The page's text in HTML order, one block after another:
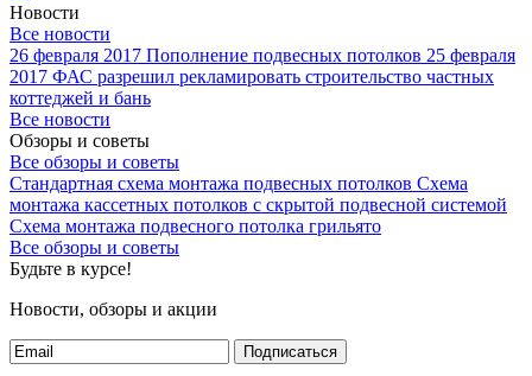
Новости
Все новости
26 февраля 2017 Пополнение подвесных потолков 25 февраля
2017 ФАС разрешил рекламировать строительство частных
коттеджей и бань
Все новости
Обзоры и советы
Все обзоры и советы
Стандартная схема монтажа подвесных потолков Схема
монтажа кассетных потолков с скрытой подвесной системой
Схема монтажа подвесного потолка грильято
Все обзоры и советы
Будьте в курсе!
Новости, обзоры и акции
Подписаться